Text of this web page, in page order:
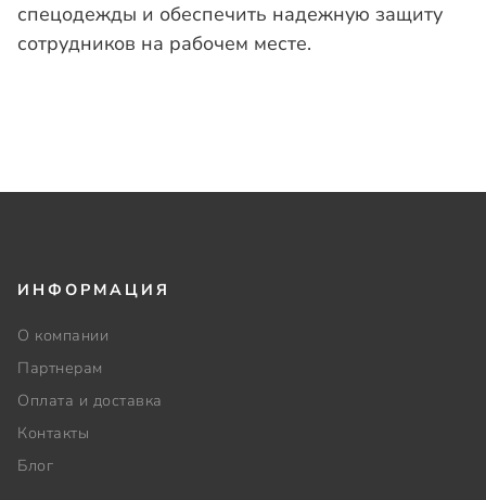
спецодежды и обеспечить надежную защиту
сотрудников на рабочем месте.
ИНФОРМАЦИЯ
О компании
Партнерам
Оплата и доставка
Контакты
Блог